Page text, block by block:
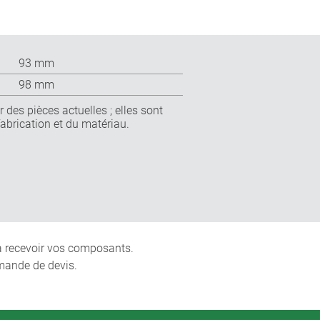
93 mm
98 mm
des pièces actuelles ; elles sont
et du matériau.
recevoir vos composants.
de devis.